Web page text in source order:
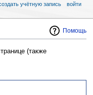
Помощь
(также
учётную запись войти